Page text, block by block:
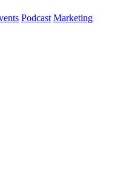
Podcast Marketing